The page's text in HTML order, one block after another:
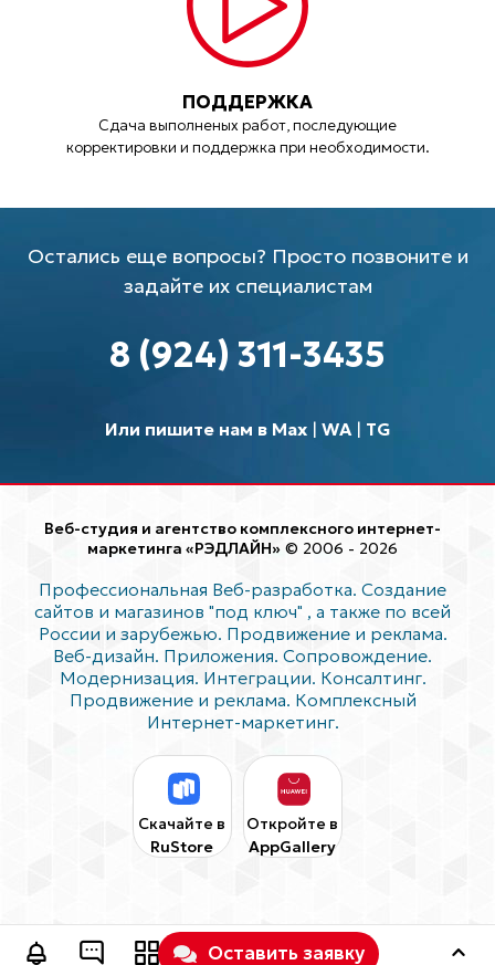
ПОДДЕРЖКА
Сдача выполненых работ, последующие
корректировки и поддержка при необходимости.
Остались еще вопросы? Просто позвоните и
задайте их специалистам
8 (924) 311-3435
Или пишите нам в Max| WA| TG
Веб-студия и агентство комплексного интернет-
маркетинга «РЭДЛАЙН» © 2006 - 2026
Профессиональная Веб-разработка. Создание
сайтов и магазинов "под ключ" , а также по всей
России и зарубежью. Продвижение и реклама.
Веб-дизайн. Приложения. Сопровождение.
Модернизация. Интеграции. Консалтинг.
Продвижение и реклама. Комплексный
Интернет-маркетинг.
Скачайте в
RuStore
Откройте в
AppGallery
Оставить заявку